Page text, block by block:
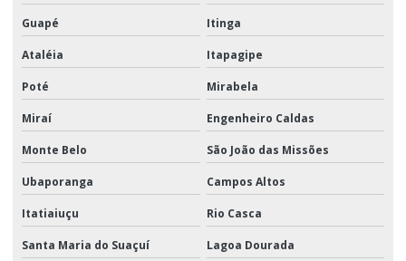
Guapé Itinga
Ataléia Itapagipe
Poté Mirabela
Miraí Engenheiro Caldas
Monte Belo São João das Missões
Ubaporanga Campos Altos
Itatiaiuçu Rio Casca
Santa Maria do Suaçuí Lagoa Dourada